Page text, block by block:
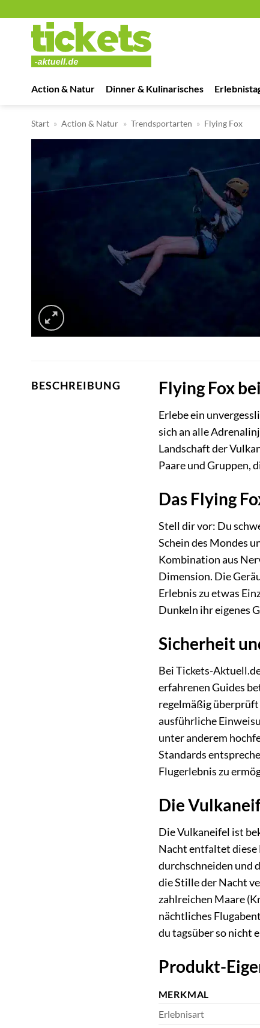
springen
Action & Natur Dinner & Kulinarisches
Start » Action & Natur » Trendsportarten » Flying Fox
BESCHREIBUNG Flying Fox
Erlebe ein
sich an alle
Landschaft der
Paare und Gruppen,
Das Flying
Stell dir vor: Du
Schein des Mondes
Kombination aus
Dimension. Die
Erlebnis zu etwas
Dunkeln ihr eigenes
Sicherheit
Bei Tickets-
erfahrenen Guides
regelmäßig
ausführliche
unter anderem
Standards
Flugerlebnis zu
Die
Die Vulkaneifel ist
Nacht entfaltet diese
durchschneiden und
die Stille der Nacht
zahlreichen Maare
nächtliches
du tagsüber so nicht
Produkt-
MERKMAL
Erlebnisart